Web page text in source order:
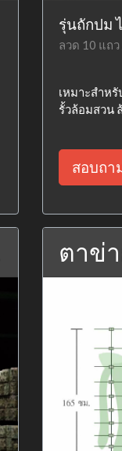
รุ่นถักปม
ลวด 10 แถ
เหมาะสำห
รั้วล้อมสวน
สอบถา
ตาข่